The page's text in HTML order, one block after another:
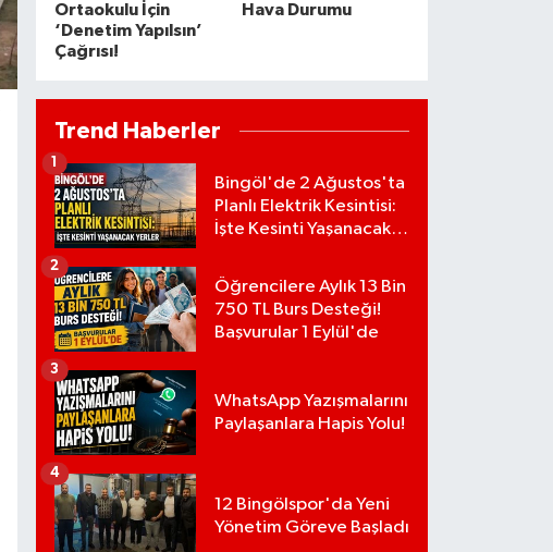
Ortaokulu İçin
‘Denetim Yapılsın’
Çağrısı!
Hava Durumu
Trend Haberler
Bingöl'de 2 Ağustos'ta
Planlı Elektrik Kesintisi:
İşte Kesinti Yaşanacak
Öğrencilere Aylık 13 Bin
750 TL Burs Desteği!
Başvurular 1 Eylül'de
2
WhatsApp Yazışmalarını
Paylaşanlara Hapis Yolu!
3
12 Bingölspor'da Yeni
Yönetim Göreve Başladı
4